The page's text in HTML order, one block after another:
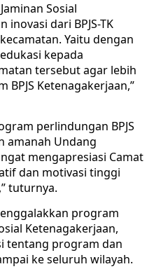
Sosial
dari BPJS-TK
Yaitu dengan
kepada
tersebut agar lebih
Ketenagakerjaan,”
perlindungan BPJS
amanah Undang
mengapresiasi Camat
dan motivasi tinggi
tuturnya.
program
Ketenagakerjaan,
tentang program dan
ke seluruh wilayah.